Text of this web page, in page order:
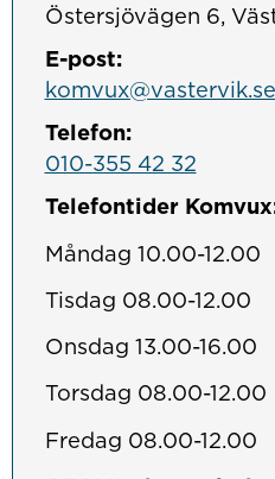
Östersjövägen 6,
E-post:
komvux@vastervik.se
Telefon:
010-355 42 32
Telefontider
Måndag 10.00-12.00
Tisdag 08.00-12.00
Onsdag 13.00-16.00
Torsdag 08.00-12.00
Fredag 08.00-12.00